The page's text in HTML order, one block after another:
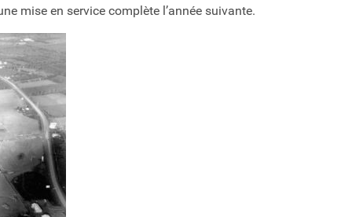
mise en service complète l’année suivante.